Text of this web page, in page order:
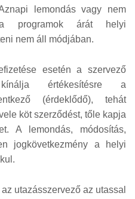
lemondás vagy nem
programok árát helyi
nem áll módjában.
esetén a szervező
értékesítésre a
(érdeklődő), tehát
köt szerződést, tőle kapja
A lemondás, módosítás,
jogkövetkezmény a helyi
utazásszervező az utassal